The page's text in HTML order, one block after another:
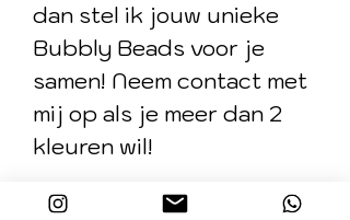
dan stel ik jouw unieke
Bubbly Beads voor je
samen! Neem contact met
mij op als je meer dan 2
kleuren wil!
Goed om te weten: de